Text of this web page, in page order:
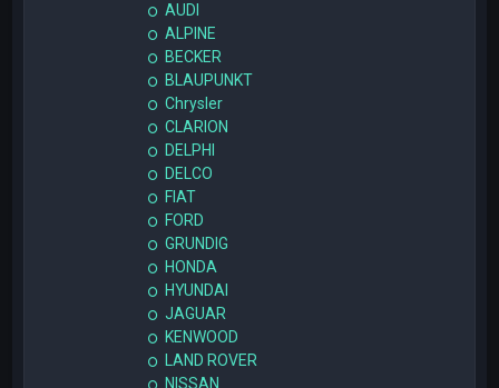
AUDI
ALPINE
BECKER
BLAUPUNKT
Chrysler
CLARION
DELPHI
DELCO
FIAT
FORD
GRUNDIG
HONDA
HYUNDAI
JAGUAR
KENWOOD
LAND ROVER
NISSAN